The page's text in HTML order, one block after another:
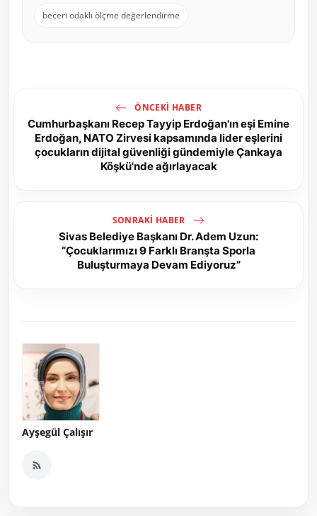
beceri odaklı ölçme değerlendirme
ÖNCEKI HABER
Cumhurbaşkanı Recep Tayyip Erdoğan'ın eşi Emine
Erdoğan, NATO Zirvesi kapsamında lider eşlerini
çocukların dijital güvenliği gündemiyle Çankaya
Köşkü'nde ağırlayacak
SONRAKI HABER
Sivas Belediye Başkanı Dr. Adem Uzun:
“Çocuklarımızı 9 Farklı Branşta Sporla
Buluşturmaya Devam Ediyoruz”
Ayşegül Çalışır